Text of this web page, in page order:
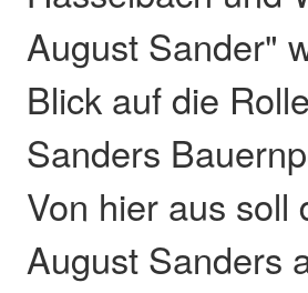
August Sander"
Blick auf die
Sanders
Von hier aus soll
August Sanders